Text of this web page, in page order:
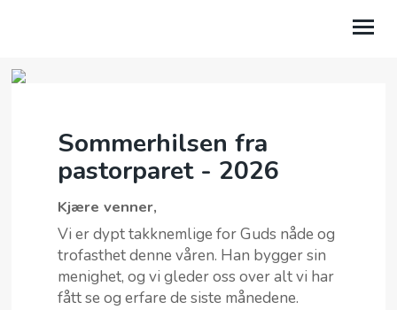
BLI MED
BIBELSKOLEN EQUIP
TRYGGE KIRKER
AKTUELT
MENIGHETER
Sommerhilsen fra
pastorparet - 2026
Kjære venner,
Vi er dypt takknemlige for Guds nåde og
trofasthet denne våren. Han bygger sin
menighet, og vi gleder oss over alt vi har
fått se og erfare de siste månedene.